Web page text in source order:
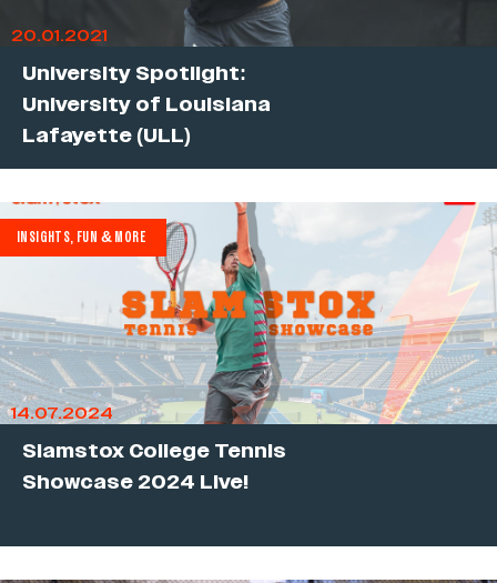
20.01.2021
University Spotlight:
University of Louisiana
Lafayette (ULL)
INSIGHTS, FUN & MORE
14.07.2024
Slamstox College Tennis
Showcase 2024 Live!